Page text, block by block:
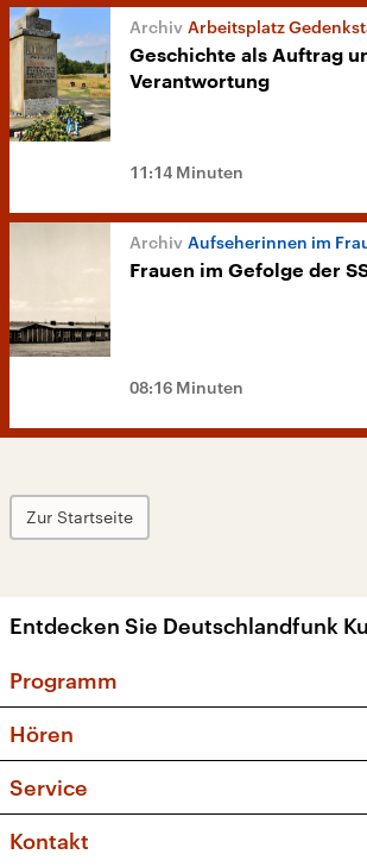
Arbeitsplatz
Geschichte als Auftrag
Verantwortung
11:14 Minuten
Aufseherinnen im
Frauen im Gefolge der
08:16 Minuten
Zur Startseite
Entdecken Sie Deutschlandfunk
Programm
Sendungen und Podcasts
Musikliste
Kakadu – Das Kinderprogramm
Hören
Frequenzen (UKW + DAB+)
Service
FAQ
Kontakt